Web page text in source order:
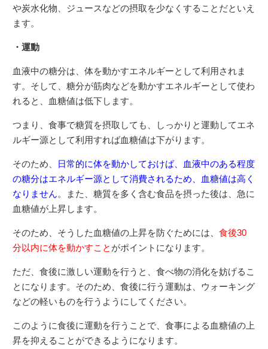
や炭水化物、ジュースなどの摂取を少なくすることだといえ
ます。
・運動
血液中の糖分は、体を動かすエネルギーとして利用されま
す。そして、糖分が筋肉などを動かすエネルギーとして使わ
れると、血糖値は低下します。
つまり、食事で糖質を摂取しても、しっかりと運動してエネ
ルギー源として利用すれば血糖値は下がります。
そのため、
日常的に体を動かしておけば、血液中のある程度
の糖分はエネルギー源として消費されるため、血糖値は高く
なりません。また、糖質を多く含む食品を摂った後は、急に
血糖値が上昇します。
そのため、そうした血糖値の上昇を防ぐためには、食後30
分以内に体を動かすこと がポイントになります。
ただ、食後に激しい運動を行うと、食べ物の消化を妨げるこ
とになります。そのため、食後に行う運動は、ウォーキング
などの軽いものを行うようにしてください。
このように食後に運動を行うことで、食事による血糖値の上
昇を抑えることができるようになります。